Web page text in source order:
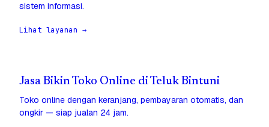
sistem informasi.
Lihat layanan →
Jasa Bikin Toko Online di Teluk Bintuni
Toko online dengan keranjang, pembayaran otomatis, dan
ongkir — siap jualan 24 jam.